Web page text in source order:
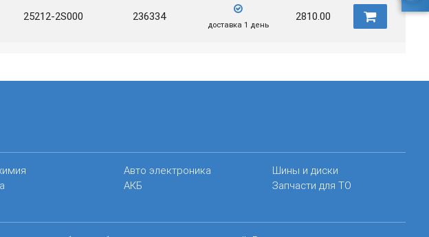
25212-2S000 236334
доставка 1 день
2810.00
Авто электроника
АКБ
Шины и диски
Запчасти для ТО